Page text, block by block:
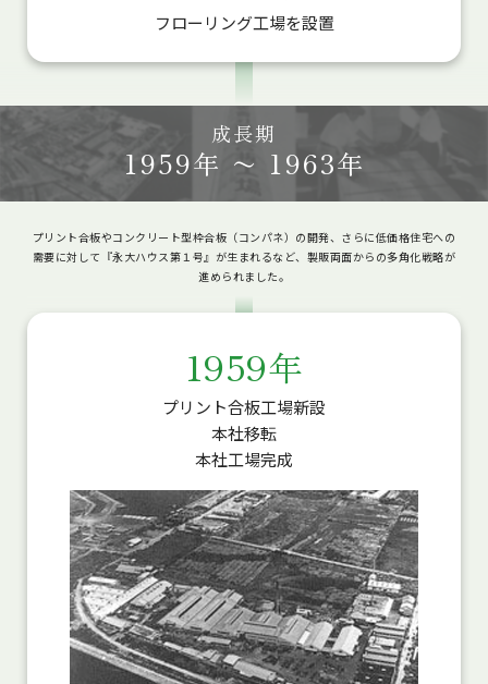
フローリング工場を設置
成長期
1959年 〜 1963年
プリント合板やコンクリート型枠合板（コンパネ）の開発、さらに低価格住宅への
需要に対して『永大ハウス第１号』が生まれるなど、製販両面からの多角化戦略が
進められました。
1959年
プリント合板工場新設
本社移転
本社工場完成